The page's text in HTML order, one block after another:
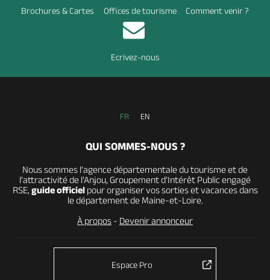
Brochures & Cartes Offices de tourisme Comment venir ?
Ecrivez-nous
FR EN
QUI SOMMES-NOUS ?
Nous sommes l’agence départementale du tourisme et de
l’attractivité de l’Anjou, Groupement d’Intérêt Public engagé
RSE, guide officielpour organiser vos sorties et vacances dans
le département de Maine-et-Loire.
À propos - Devenir annonceur
Espace Pro